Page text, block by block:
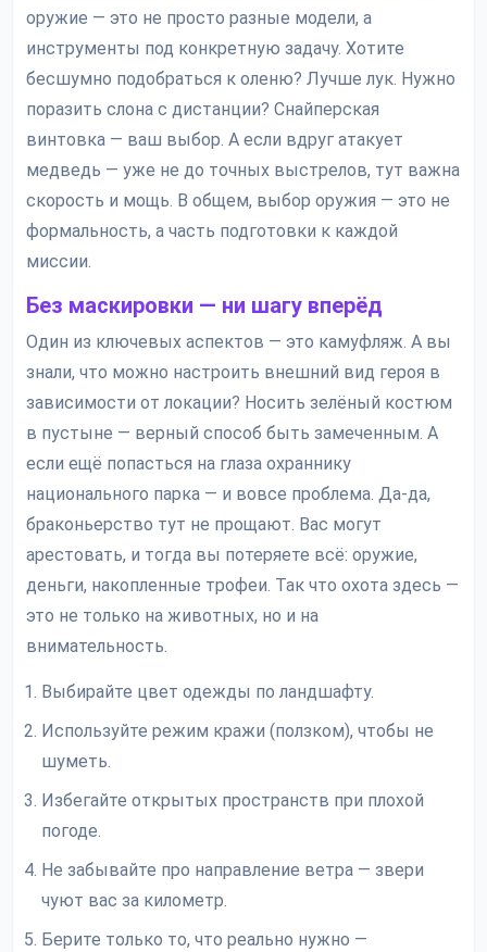
оружие — это не просто разные модели, а
инструменты под конкретную задачу. Хотите
бесшумно подобраться к оленю? Лучше лук. Нужно
поразить слона с дистанции? Снайперская
винтовка — ваш выбор. А если вдруг атакует
медведь — уже не до точных выстрелов, тут важна
скорость и мощь. В общем, выбор оружия — это не
формальность, а часть подготовки к каждой
миссии.
Без маскировки — ни шагу вперёд
Один из ключевых аспектов — это камуфляж. А вы
знали, что можно настроить внешний вид героя в
зависимости от локации? Носить зелёный костюм
в пустыне — верный способ быть замеченным. А
если ещё попасться на глаза охраннику
национального парка — и вовсе проблема. Да-да,
браконьерство тут не прощают. Вас могут
арестовать, и тогда вы потеряете всё: оружие,
деньги, накопленные трофеи. Так что охота здесь —
это не только на животных, но и на
внимательность.
Выбирайте цвет одежды по ландшафту.
Используйте режим кражи (ползком), чтобы не
шуметь.
Избегайте открытых пространств при плохой
погоде.
Не забывайте про направление ветра — звери
чуют вас за километр.
Берите только то, что реально нужно —